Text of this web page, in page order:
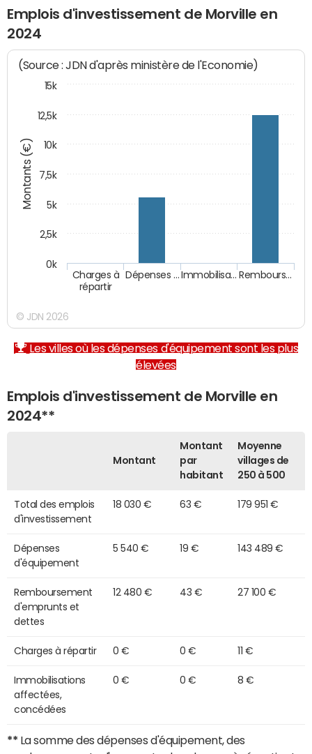
Emplois d'investissement de Morville en
2024
Montants (€)
(Source : JDN d'après ministère de l'Economie)
Charges à
répartir
Dépenses … Immobilisa… Rembours…
0k
2,5k
5k
7,5k
10k
12,5k
15k
© JDN 2026
Les villes où les dépenses d'équipement sont les plus
élevées
Emplois d'investissement de Morville en
2024**
Montant
Montant
par
habitant
Moyenne
villages de
250 à 500
Total des emplois
d'investissement
18 030 € 63 € 179 951 €
Dépenses
d'équipement
5 540 € 19 € 143 489 €
Remboursement
d'emprunts et
dettes
12 480 € 43 € 27 100 €
Charges à répartir 0 € 0 € 11 €
Immobilisations
affectées,
concédées
0 € 0 € 8 €
** La somme des dépenses d'équipement, des